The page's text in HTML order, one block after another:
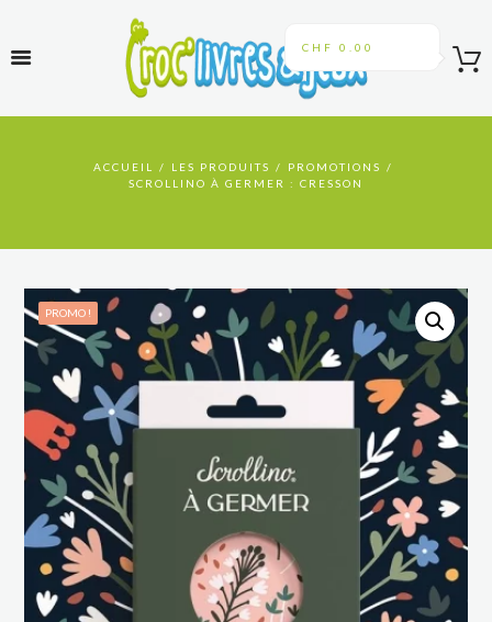
CHF 0.00
ACCUEIL LES PRODUITS
PROMOTIONS
SCROLLINO À GERMER : CRESSON
PROMO !